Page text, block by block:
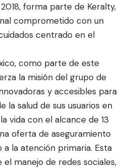
forma parte de Keralty,
comprometido con un
centrado en el
como parte de este
la misión del grupo de
y accesibles para
la salud de sus usuarios en
vida con el alcance de 13
oferta de aseguramiento
la atención primaria. Esta
manejo de redes sociales,